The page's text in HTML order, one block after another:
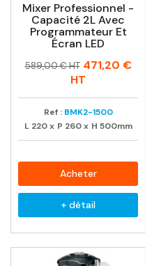
Mixer Professionnel -
Capacité 2L Avec
Programmateur Et
Écran LED
Prix
Prix
589,00 € HT 471,20 €
HT
Ref : BMK2-1500
L 220 x P 260 x H 500mm
Acheter
+ détail